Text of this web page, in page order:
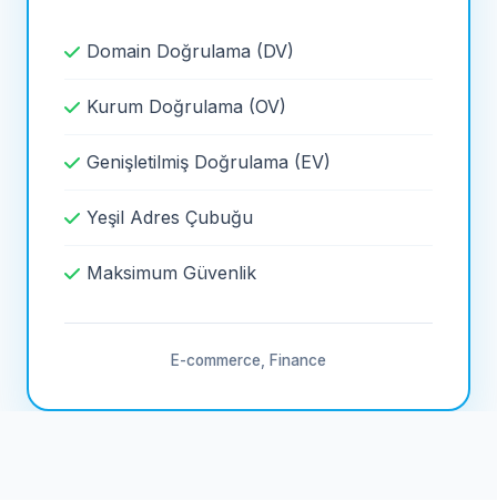
Domain Doğrulama (DV)
Kurum Doğrulama (OV)
Genişletilmiş Doğrulama (EV)
Yeşil Adres Çubuğu
Maksimum Güvenlik
E-commerce, Finance